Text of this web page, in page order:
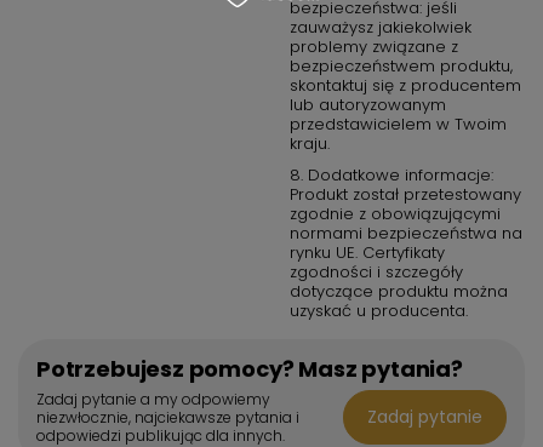
bezpieczeństwa: jeśli
zauważysz jakiekolwiek
problemy związane z
bezpieczeństwem produktu,
skontaktuj się z producentem
lub autoryzowanym
przedstawicielem w Twoim
kraju.
8. Dodatkowe informacje:
Produkt został przetestowany
zgodnie z obowiązującymi
normami bezpieczeństwa na
rynku UE. Certyfikaty
zgodności i szczegóły
dotyczące produktu można
uzyskać u producenta.
Potrzebujesz pomocy? Masz pytania?
Zadaj pytanie a my odpowiemy
niezwłocznie, najciekawsze pytania i
odpowiedzi publikując dla innych.
Zadaj pytanie